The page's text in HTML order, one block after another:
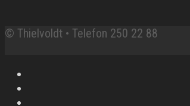
© Thielvoldt • Telefon 250 22 88